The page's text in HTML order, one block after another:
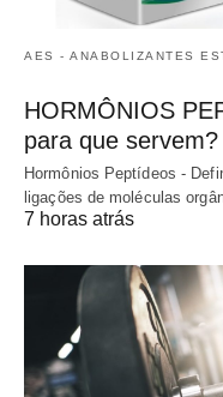
AES - ANABOLIZANTES
HORMÔNIOS
para que servem?
Hormônios Peptídeos -
ligações de moléculas
7 horas atrás